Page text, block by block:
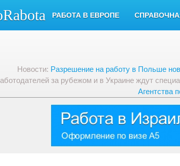
РАБОТА В ЕВРОПЕ
Новости: Разрешение на работу в Польше
за рубежом и в Украине ждут
Агентства